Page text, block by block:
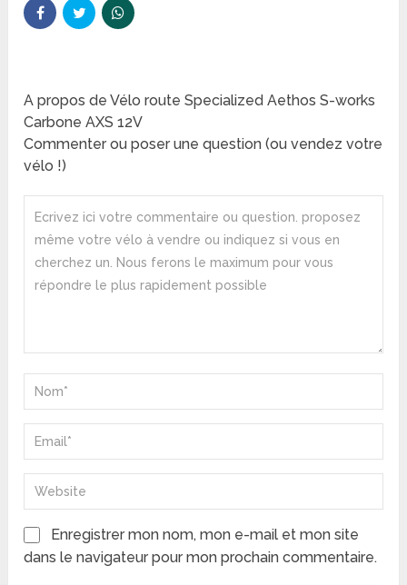
A propos de Vélo route Specialized Aethos S-works
Carbone AXS 12V
Commenter ou poser une question (ou vendez votre
vélo !)
Enregistrer mon nom, mon e-mail et mon site
dans le navigateur pour mon prochain commentaire.